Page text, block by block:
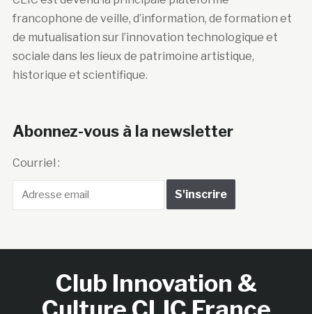
francophone de veille, d’information, de formation et
de mutualisation sur l’innovation technologique et
sociale dans les lieux de patrimoine artistique,
historique et scientifique.
Abonnez-vous à la newsletter
Courriel :
Club Innovation &